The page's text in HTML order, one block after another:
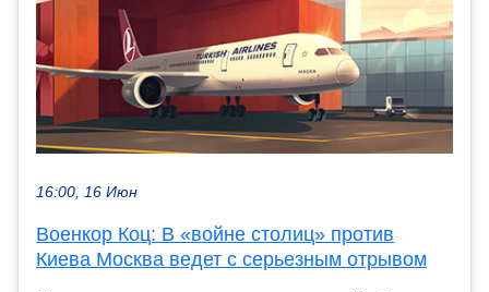
16:00, 16 Июн
Военкор Коц: В «войне столиц» против
Киева Москва ведет с серьезным отрывом